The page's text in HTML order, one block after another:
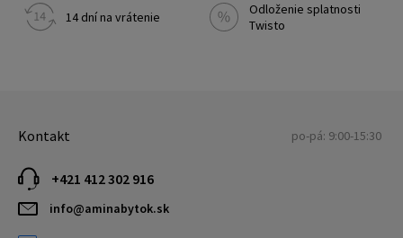
14 dní na vrátenie
Odloženie splatnosti
Twisto
Kontakt po-pá: 9:00-15:30
+421 412 302 916
info@aminabytok.sk